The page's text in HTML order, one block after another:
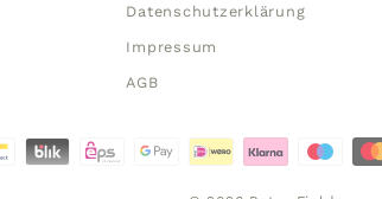
Datenschutzerklärung
Impressum
AGB